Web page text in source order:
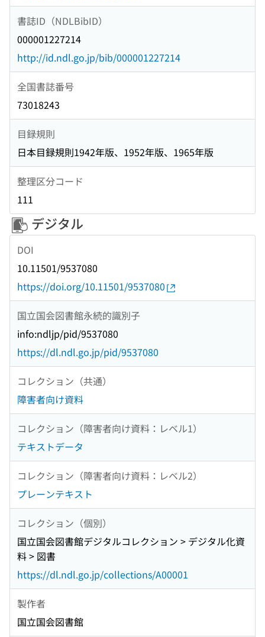
書誌ID（NDLBibID）
000001227214
http://id.ndl.go.jp/bib/000001227214
全国書誌番号
73018243
目録規則
日本目録規則1942年版、1952年版、1965年版
整理区分コード
111
デジタル
DOI
10.11501/9537080
https://doi.org/10.11501/9537080
国立国会図書館永続的識別子
info:ndljp/pid/9537080
https://dl.ndl.go.jp/pid/9537080
コレクション（共通）
障害者向け資料
コレクション（障害者向け資料：レベル1）
テキストデータ
コレクション（障害者向け資料：レベル2）
プレーンテキスト
コレクション（個別）
国立国会図書館デジタルコレクション > デジタル化資
料 > 図書
https://dl.ndl.go.jp/collections/A00001
製作者
国立国会図書館